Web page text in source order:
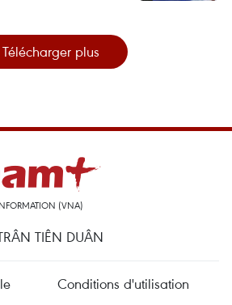
Télécharger plus
(VNA)
TIÊN DUÂN
Conditions d'utilisation